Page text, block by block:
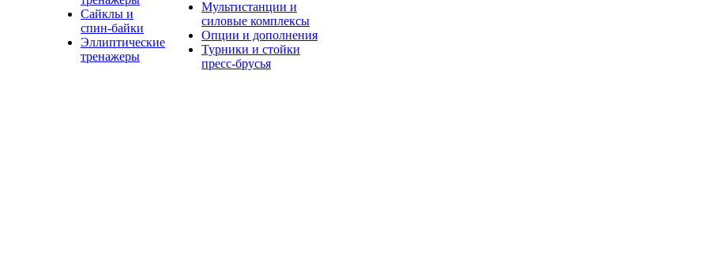
Сайклы и
спин-байки
Эллиптические
тренажеры
Мультистанции и
силовые комплексы
Опции и дополнения
Турники и стойки
пресс-брусья